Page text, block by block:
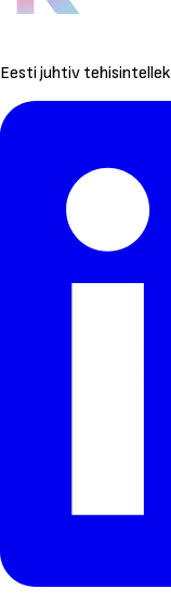
Eesti juhtiv